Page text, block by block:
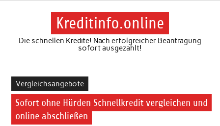
Skip
Kreditinfo.online
Die schnellen Kredite! Nach erfolgreicher Beantragung
sofort ausgezahlt!
Vergleichsangebote
Sofort ohne Hürden Schnellkredit vergleichen und
online abschließen